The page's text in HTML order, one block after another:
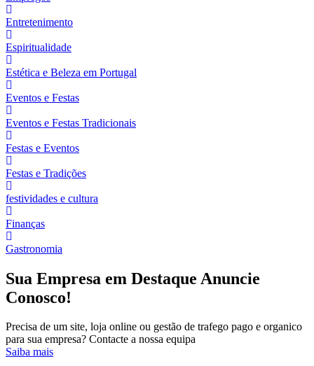
Entretenimento
Espiritualidade
Estética e Beleza em Portugal
Eventos e Festas
Eventos e Festas Tradicionais
Festas e Eventos
Festas e Tradições
festividades e cultura
Finanças
Gastronomia
Sua Empresa em Destaque Anuncie
Conosco!
Precisa de um site, loja online ou gestão de trafego pago e organico
para sua empresa? Contacte a nossa equipa
Saiba mais